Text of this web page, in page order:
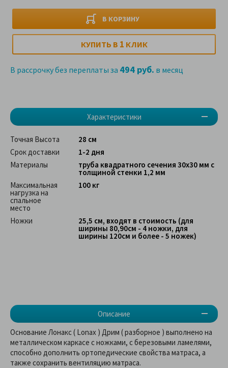
В КОРЗИНУ
КУПИТЬ В 1 КЛИК
В рассрочку без переплаты за 494 руб. в месяц
Характеристики
Описание
Точная Высота
28 см
Срок доставки
1-2 дня
Материалы
труба квадратного сечения 30х30 мм с
толщиной стенки 1,2 мм
Максимальная
нагрузка на
спальное
место
100 кг
Ножки 25,5 см, входят в стоимость (для
ширины 80,90см - 4 ножки, для
ширины 120см и более - 5 ножек)
Основание Лонакс ( Lonax ) Дрим ( разборное ) выполнено на
металлическом каркасе с ножками, с березовыми ламелями,
способно дополнить ортопедические свойства матраса, а
также сохранить вентиляцию матраса.